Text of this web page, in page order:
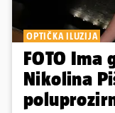
OPTIČKA ILUZIJA
FOTO Ima
Nikolina